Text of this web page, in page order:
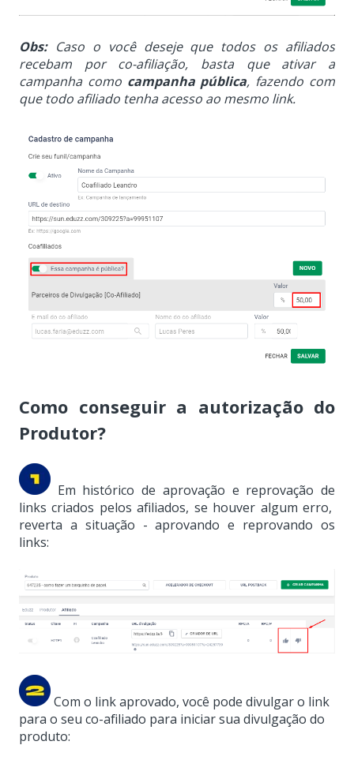
Obs: Caso o você deseje que todos os afiliados
recebam por co-afiliação, basta que ativar a
campanha como campanha pública, fazendo com
que todo afiliado tenha acesso ao mesmo link.
Como conseguir a autorização do
Produtor?
Em histórico de aprovação e reprovação de
links criados pelos afiliados, se houver algum erro,
reverta a situação - aprovando e reprovando os
links:
Com o link aprovado, você pode divulgar o link
para o seu co-afiliado para iniciar sua divulgação do
produto: